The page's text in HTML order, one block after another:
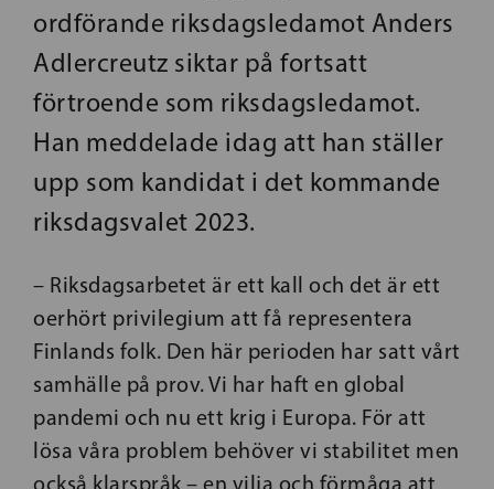
ordförande riksdagsledamot Anders
Adlercreutz siktar på fortsatt
förtroende som riksdagsledamot.
Han meddelade idag att han ställer
upp som kandidat i det kommande
riksdagsvalet 2023.
– Riksdagsarbetet är ett kall och det är ett
oerhört privilegium att få representera
Finlands folk. Den här perioden har satt vårt
samhälle på prov. Vi har haft en global
pandemi och nu ett krig i Europa. För att
lösa våra problem behöver vi stabilitet men
också klarspråk – en vilja och förmåga att